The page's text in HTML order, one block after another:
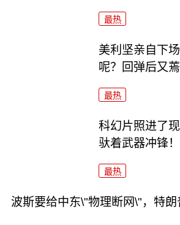
最热
美利坚亲自下
呢？回弹后又
最热
科幻片照进了
驮着武器冲锋！
最热
波斯要给中东\"物理断网\"，特朗